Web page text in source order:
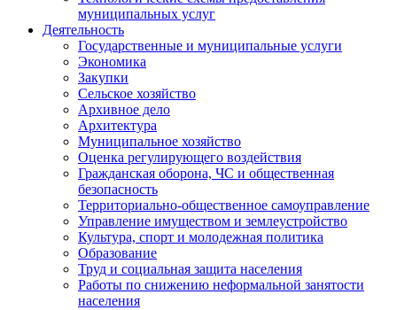
муниципальных услуг
Деятельность
Государственные и муниципальные услуги
Экономика
Закупки
Сельское хозяйство
Архивное дело
Архитектура
Муниципальное хозяйство
Оценка регулирующего воздействия
Гражданская оборона, ЧС и общественная
безопасность
Территориально-общественное самоуправление
Управление имуществом и землеустройство
Культура, спорт и молодежная политика
Образование
Труд и социальная защита населения
Работы по снижению неформальной занятости
населения